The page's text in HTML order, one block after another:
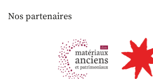
Nos partenaires